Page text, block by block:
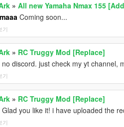
»All new Yamaha Nmax 155
Coming soon...
기
» RC Truggy Mod [Replace]
no discord. just check my yt channel,
기
» RC Truggy Mod [Replace]
Glad you like it! i have uploaded the
기